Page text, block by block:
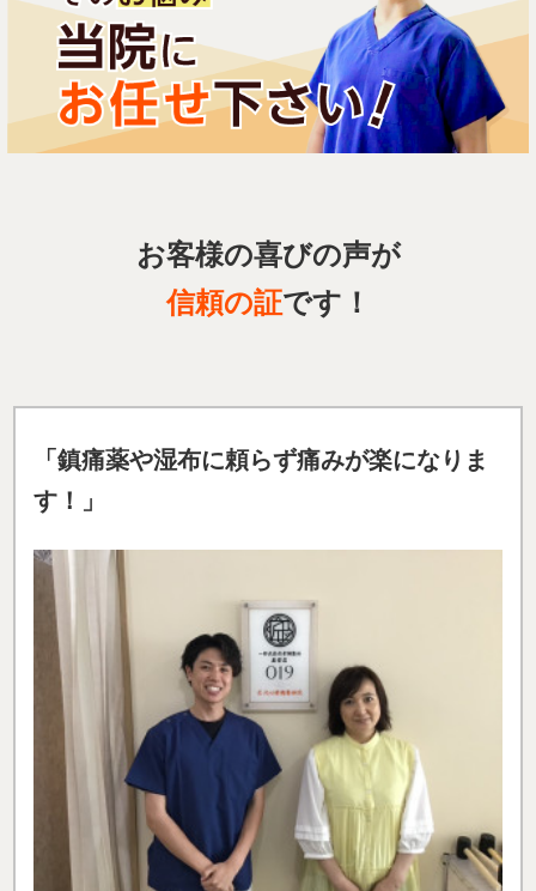
お客様の喜びの声が
信頼の証です！
「鎮痛薬や湿布に頼らず痛みが楽になりま
す！」